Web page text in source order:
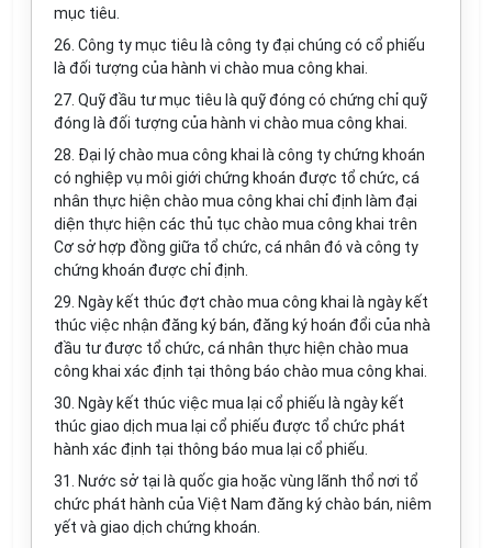
mục tiêu.
26. Công ty mục tiêu là công ty đại chúng có cổ phiếu
là đối tượng của hành vi chào mua công khai.
27. Quỹ đầu tư mục tiêu là quỹ đóng có chứng chỉ quỹ
đóng là đối tượng của hành vi chào mua công khai.
28. Đại lý chào mua công khai là công ty chứng khoán
có nghiệp vụ môi giới chứng khoán được tổ chức, cá
nhân thực hiện chào mua công khai chỉ định làm đại
diện thực hiện các thủ tục chào mua công khai trên
Cơ sở hợp đồng giữa tổ chức, cá nhân đó và công ty
chứng khoán được chỉ định.
29. Ngày kết thúc đợt chào mua công khai là ngày kết
thúc việc nhận đăng ký bán, đăng ký hoán đổi của nhà
đầu tư được tổ chức, cá nhân thực hiện chào mua
công khai xác định tại thông báo chào mua công khai.
30. Ngày kết thúc việc mua lại cổ phiếu là ngày kết
thúc giao dịch mua lại cổ phiếu được tổ chức phát
hành xác định tại thông báo mua lại cổ phiếu.
31. Nước sở tại là quốc gia hoặc vùng lãnh thổ nơi tổ
chức phát hành của Việt Nam đăng ký chào bán, niêm
yết và giao dịch chứng khoán.